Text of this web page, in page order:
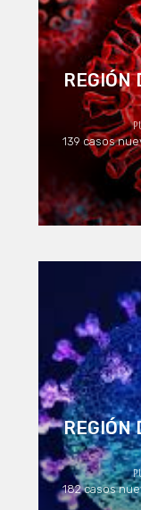
REGIÓN
139 casos
REGIÓN
182 casos